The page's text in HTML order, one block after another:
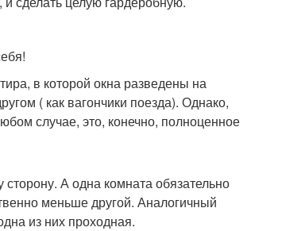
в которой окна разведены на
( как вагончики поезда). Однако,
случае, это, конечно, полноценное
А одна комната обязательно
меньше другой. Аналогичный
из них проходная.